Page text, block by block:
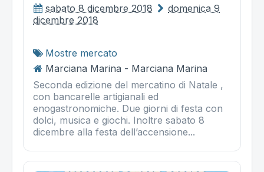
sabato 8 dicembre 2018
domenica 9
dicembre 2018
Mostre mercato
Marciana Marina - Marciana Marina
Seconda edizione del mercatino di Natale ,
con bancarelle artigianali ed
enogastronomiche. Due giorni di festa con
dolci, musica e giochi. Inoltre sabato 8
dicembre alla festa dell’accensione...